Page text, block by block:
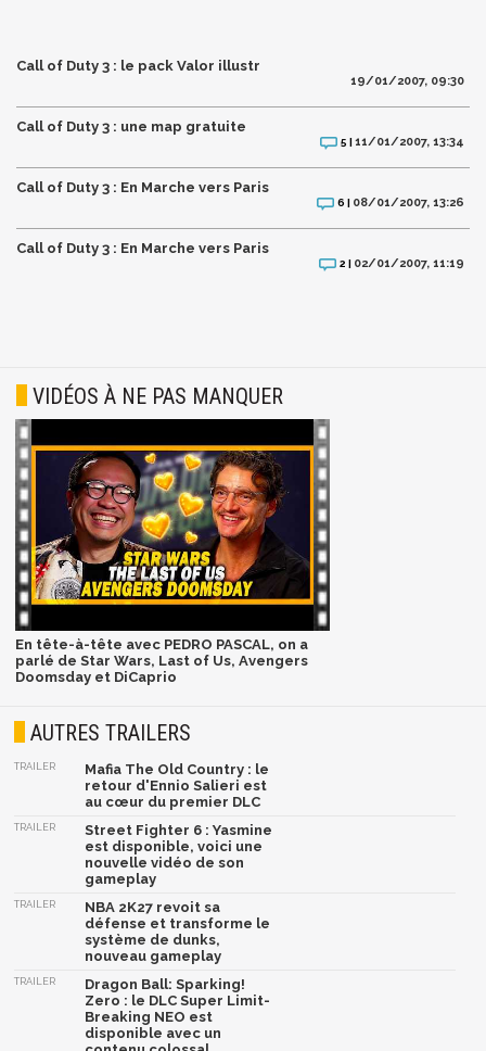
Call of Duty 3 : le pack Valor illustr
19/01/2007, 09:30
Call of Duty 3 : une map gratuite
5 |11/01/2007, 13:34
Call of Duty 3 : En Marche vers Paris
6 | 08/01/2007, 13:26
Call of Duty 3 : En Marche vers Paris
2 | 02/01/2007, 11:19
VIDÉOS À NE PAS MANQUER
En tête-à-tête avec PEDRO PASCAL, on a
parlé de Star Wars, Last of Us, Avengers
Doomsday et DiCaprio
AUTRES TRAILERS
TRAILER
Mafia The Old Country : le
retour d'Ennio Salieri est
au cœur du premier DLC
TRAILER
Street Fighter 6 : Yasmine
est disponible, voici une
nouvelle vidéo de son
gameplay
TRAILER
NBA 2K27 revoit sa
défense et transforme le
système de dunks,
nouveau gameplay
TRAILER
Dragon Ball: Sparking!
Zero : le DLC Super Limit-
Breaking NEO est
disponible avec un